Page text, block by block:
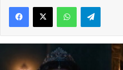
Facebook
X WhatsApp